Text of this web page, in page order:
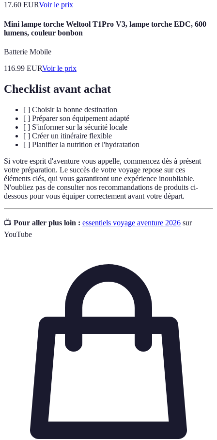
17.60 EURVoir le prix
Mini lampe torche Weltool T1Pro V3, lampe torche EDC, 600
lumens, couleur bonbon
Batterie Mobile
116.99 EURVoir le prix
Checklist avant achat
[ ] Choisir la bonne destination
[ ] Préparer son équipement adapté
[ ] S'informer sur la sécurité locale
[ ] Créer un itinéraire flexible
[ ] Planifier la nutrition et l'hydratation
Si votre esprit d'aventure vous appelle, commencez dès à présent
votre préparation. Le succès de votre voyage repose sur ces
éléments clés, qui vous garantiront une expérience inoubliable.
N'oubliez pas de consulter nos recommandations de produits ci-
dessous pour vous équiper correctement avant votre départ.
📺 Pour aller plus loin : essentiels voyage aventure 2026 sur
YouTube